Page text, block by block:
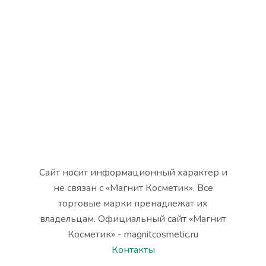
Сайт носит информационный характер и
не связан с «Магнит Косметик». Все
торговые марки пренадлежат их
владельцам. Официальный сайт «Магнит
Косметик» - magnitcosmetic.ru
Контакты